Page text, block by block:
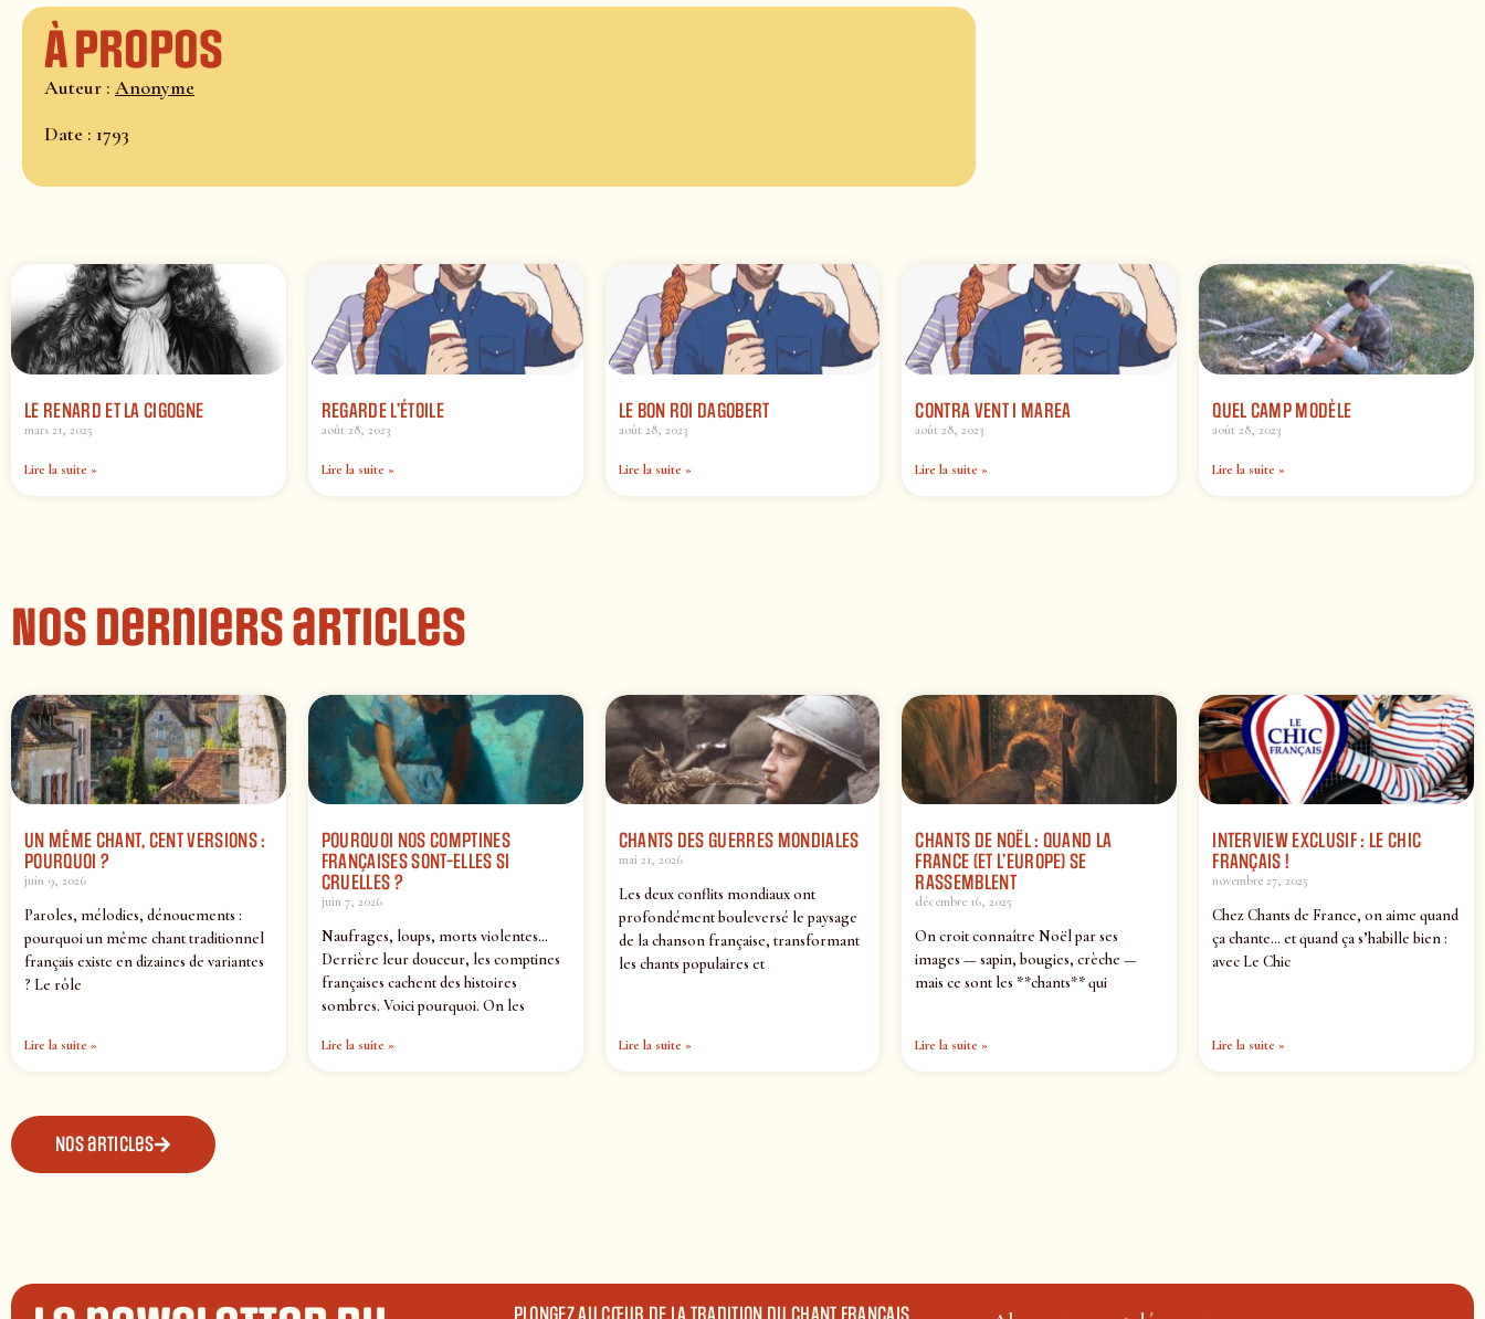
À propos
Auteur : Anonyme
Date : 1793
LE RENARD ET LA CIGOGNE
mars 21, 2025
Lire la suite »
REGARDE L’ÉTOILE
août 28, 2023
Lire la suite »
LE BON ROI DAGOBERT
août 28, 2023
Lire la suite »
CONTRA VENT I MAREA
août 28, 2023
Lire la suite »
QUEL CAMP MODÈLE
août 28, 2023
Lire la suite »
Nos derniers articles
UN MÊME CHANT, CENT VERSIONS :
POURQUOI ?
juin 9, 2026
Paroles, mélodies, dénouements :
pourquoi un même chant traditionnel
français existe en dizaines de variantes
? Le rôle
Lire la suite »
POURQUOI NOS COMPTINES
FRANÇAISES SONT-ELLES SI
CRUELLES ?
juin 7, 2026
Naufrages, loups, morts violentes…
Derrière leur douceur, les comptines
françaises cachent des histoires
sombres. Voici pourquoi. On les
Lire la suite »
CHANTS DES GUERRES MONDIALES
mai 21, 2026
Les deux conflits mondiaux ont
profondément bouleversé le paysage
de la chanson française, transformant
les chants populaires et
Lire la suite »
CHANTS DE NOËL : QUAND LA
FRANCE (ET L’EUROPE) SE
RASSEMBLENT
décembre 16, 2025
On croit connaître Noël par ses
images — sapin, bougies, crèche —
mais ce sont les **chants** qui
Lire la suite »
INTERVIEW EXCLUSIF : LE CHIC
FRANÇAIS !
novembre 27, 2025
Chez Chants de France, on aime quand
ça chante… et quand ça s’habille bien :
avec Le Chic
Lire la suite »
Nos articles